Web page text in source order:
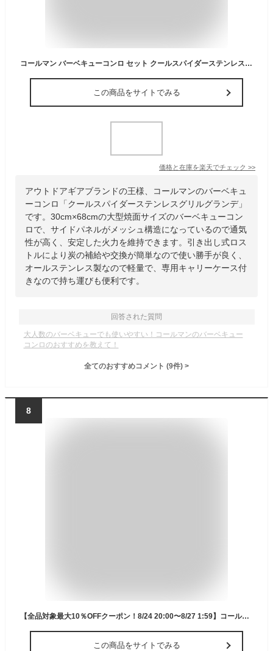
コールマン バーベキューコンロ セット クールスパイダーステンレスグリル グランデ レッド + グリルキャリーケース プロ/L 170-9430 + 2000010534 Coleman
この商品をサイトでみる
価格と在庫を楽天でチェック >>
アウトドアギアブランドの王様、コールマンのバーベキュ
ーコンロ「クールスパイダーステンレスグリルグランデ」
です。30cm×68cmの大型焼面サイズのバーベキューコン
ロで、サイドパネルがメッシュ構造になっているので通気
性が高く、安定した火力を維持できます。引き出し式ロス
トルにより炭の補給や交換が簡単なので使い勝手が良く、
オールステンレス製なので軽量で、専用キャリーケース付
きなので持ち運びも便利です。
回答された質問
大人数のバーベキューでも使いやすい！コールマンのバーベキュー
コンロのおすすめを教えて！
全てのおすすめコメント (9件) >
8
【全品対象最大10％OFFクーポン！8/24 20:00〜8/27 1:59】コールマン バーベキューコンロ セット クールスパイダーステンレスグリル レッド + BBQキャリーバックM ブラック 170-9367 + VP160509E01 Coleman
この商品をサイトでみる